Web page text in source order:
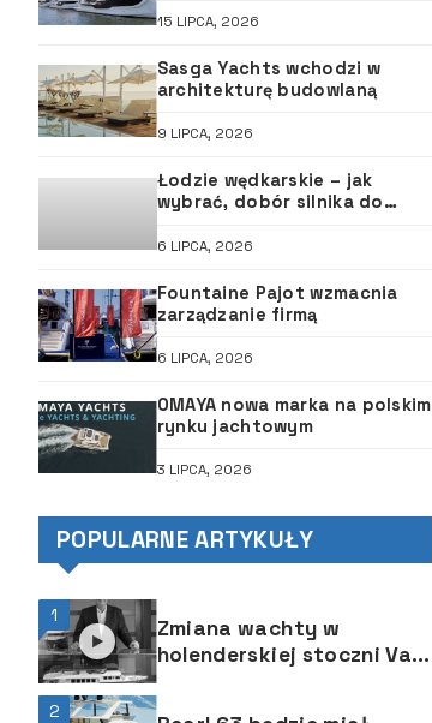
15 LIPCA, 2026
Sasga Yachts wchodzi w
architekturę budowlaną
9 LIPCA, 2026
Łodzie wędkarskie – jak
wybrać, dobór silnika do
6 LIPCA, 2026
Fountaine Pajot wzmacnia
zarządzanie firmą
6 LIPCA, 2026
OMAYA nowa marka na polskim
rynku jachtowym
3 LIPCA, 2026
POPULARNE ARTYKUŁY
1
Zmiana wachty w
holenderskiej stoczni Van
der Valk Shipyard
2